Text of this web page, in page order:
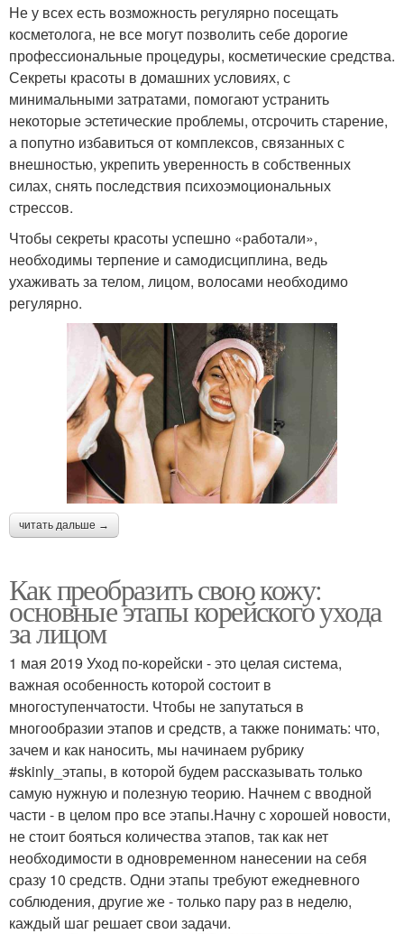
Не у всех есть возможность регулярно посещать
косметолога, не все могут позволить себе дорогие
профессиональные процедуры, косметические средства.
Секреты красоты в домашних условиях, с
минимальными затратами, помогают устранить
некоторые эстетические проблемы, отсрочить старение,
а попутно избавиться от комплексов, связанных с
внешностью, укрепить уверенность в собственных
силах, снять последствия психоэмоциональных
стрессов.
Чтобы секреты красоты успешно «работали»,
необходимы терпение и самодисциплина, ведь
ухаживать за телом, лицом, волосами необходимо
регулярно.
читать дальше →
Как преобразить свою кожу:
основные этапы корейского ухода
за лицом
1 мая 2019 Уход по-корейски - это целая система,
важная особенность которой состоит в
многоступенчатости. Чтобы не запутаться в
многообразии этапов и средств, а также понимать: что,
зачем и как наносить, мы начинаем рубрику
#skinly_этапы, в которой будем рассказывать только
самую нужную и полезную теорию. Начнем с вводной
части - в целом про все этапы.Начну с хорошей новости,
не стоит бояться количества этапов, так как нет
необходимости в одновременном нанесении на себя
сразу 10 средств. Одни этапы требуют ежедневного
соблюдения, другие же - только пару раз в неделю,
каждый шаг решает свои задачи.